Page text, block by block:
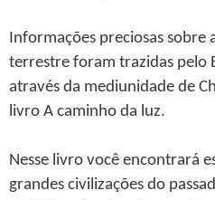
Informações preciosas sobre
terrestre foram trazidas pelo
através da mediunidade de
livro A caminho da luz.
Nesse livro você encontrará
grandes civilizações do